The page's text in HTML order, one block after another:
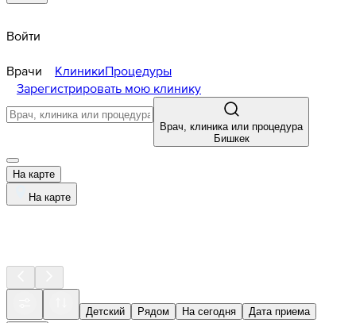
Войти
Врачи КлиникиПроцедуры
Зарегистрировать мою клинику
Врач, клиника или процедура
Бишкек
На карте
На карте
Детский Рядом На сегодня
Дата приема